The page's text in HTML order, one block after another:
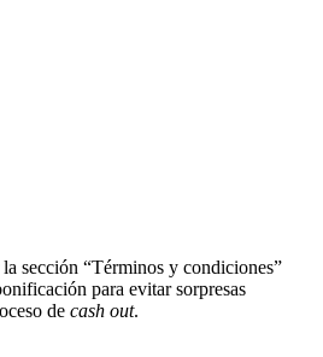
sección “Términos y condiciones”
para evitar sorpresas
de cash out.